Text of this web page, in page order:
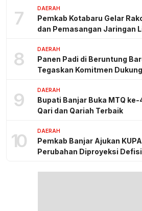
7 DAERAH
Pemkab Kotabaru Gelar
dan Pemasangan Jaringan
8 DAERAH
Panen Padi di Beruntung
Tegaskan Komitmen
9 DAERAH
Bupati Banjar Buka MTQ
Qari dan Qariah Terbaik
10 DAERAH
Pemkab Banjar Ajukan
Perubahan Diproyeksi